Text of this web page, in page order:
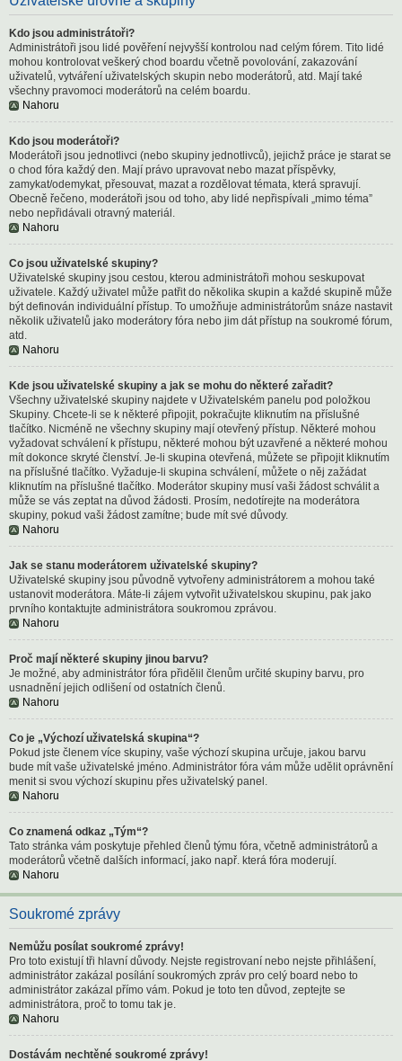
Kdo jsou administrátoři?
Administrátoři jsou lidé pověření nejvyšší kontrolou nad celým fórem. Tito lidé
mohou kontrolovat veškerý chod boardu včetně povolování, zakazování
uživatelů, vytváření uživatelských skupin nebo moderátorů, atd. Mají také
všechny pravomoci moderátorů na celém boardu.
Nahoru
Kdo jsou moderátoři?
Moderátoři jsou jednotlivci (nebo skupiny jednotlivců), jejichž práce je starat se
o chod fóra každý den. Mají právo upravovat nebo mazat příspěvky,
zamykat/odemykat, přesouvat, mazat a rozdělovat témata, která spravují.
Obecně řečeno, moderátoři jsou od toho, aby lidé nepřispívali „mimo téma”
nebo nepřidávali otravný materiál.
Nahoru
Co jsou uživatelské skupiny?
Uživatelské skupiny jsou cestou, kterou administrátoři mohou seskupovat
uživatele. Každý uživatel může patřit do několika skupin a každé skupině může
být definován individuální přístup. To umožňuje administrátorům snáze nastavit
několik uživatelů jako moderátory fóra nebo jim dát přístup na soukromé fórum,
atd.
Nahoru
Kde jsou uživatelské skupiny a jak se mohu do některé zařadit?
Všechny uživatelské skupiny najdete v Uživatelském panelu pod položkou
Skupiny. Chcete-li se k některé připojit, pokračujte kliknutím na příslušné
tlačítko. Nicméně ne všechny skupiny mají otevřený přístup. Některé mohou
vyžadovat schválení k přístupu, některé mohou být uzavřené a některé mohou
mít dokonce skryté členství. Je-li skupina otevřená, můžete se připojit kliknutím
na příslušné tlačítko. Vyžaduje-li skupina schválení, můžete o něj zažádat
kliknutím na příslušné tlačítko. Moderátor skupiny musí vaši žádost schválit a
může se vás zeptat na důvod žádosti. Prosím, nedotírejte na moderátora
skupiny, pokud vaši žádost zamítne; bude mít své důvody.
Nahoru
Jak se stanu moderátorem uživatelské skupiny?
Uživatelské skupiny jsou původně vytvořeny administrátorem a mohou také
ustanovit moderátora. Máte-li zájem vytvořit uživatelskou skupinu, pak jako
prvního kontaktujte administrátora soukromou zprávou.
Nahoru
Proč mají některé skupiny jinou barvu?
Je možné, aby administrátor fóra přidělil členům určité skupiny barvu, pro
usnadnění jejich odlišení od ostatních členů.
Nahoru
Co je „Výchozí uživatelská skupina“?
Pokud jste členem více skupiny, vaše výchozí skupina určuje, jakou barvu
bude mít vaše uživatelské jméno. Administrátor fóra vám může udělit oprávnění
menit si svou výchozí skupinu přes uživatelský panel.
Nahoru
Co znamená odkaz „Tým“?
Tato stránka vám poskytuje přehled členů týmu fóra, včetně administrátorů a
moderátorů včetně dalších informací, jako např. která fóra moderují.
Nahoru
Soukromé zprávy
Nemůžu posílat soukromé zprávy!
Pro toto existují tři hlavní důvody. Nejste registrovaní nebo nejste přihlášení,
administrátor zakázal posílání soukromých zpráv pro celý board nebo to
administrátor zakázal přímo vám. Pokud je toto ten důvod, zeptejte se
administrátora, proč to tomu tak je.
Nahoru
Dostávám nechtěné soukromé zprávy!